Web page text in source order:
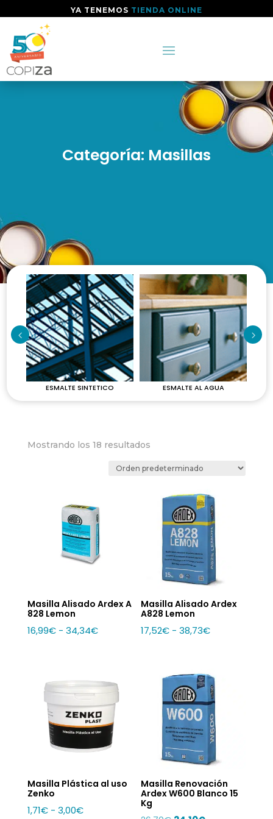
YA TENEMOS TIENDA ONLINE
Categoría: Masillas
ESMALTE SINTETICO ESMALTE AL AGUA
Mostrando los 18 resultados
Masilla Alisado Ardex A
828 Lemon
16,99€ - 34,34€Rango
16,99€
hasta
34,34€
Masilla Alisado Ardex
A828 Lemon
17,52€ - 38,73€Rango
desde
17,52€
hasta
38,73€
Masilla Plástica al uso
Zenko
1,71€ - 3,00€Rango
Masilla Renovación
Ardex W600 Blanco 15
Kg